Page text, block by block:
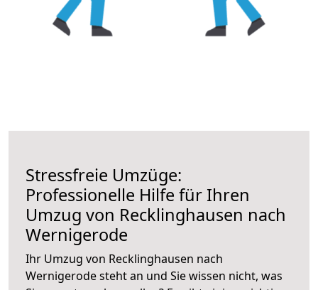
Stressfreie Umzüge:
Professionelle Hilfe für Ihren
Umzug von Recklinghausen nach
Wernigerode
Ihr Umzug von Recklinghausen nach
Wernigerode steht an und Sie wissen nicht, was